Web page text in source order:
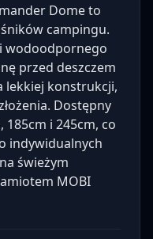
Dome to
campingu.
wodoodpornego
przed deszczem
lekkiej konstrukcji,
Dostępny
i 245cm, co
indywidualnych
świeżym
MOBI